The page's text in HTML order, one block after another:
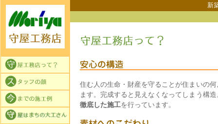
新
住む人の生命・財産を守ることが住まいの
ます。完成すると見えなくなってしまう構
徹底した施工を行っています。